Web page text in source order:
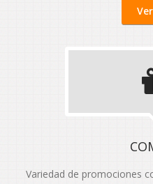
Variedad de promociones